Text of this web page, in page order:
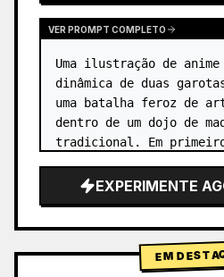
VER PROMPT COMPLETO
Uma ilustração de
dinâmica de duas
uma batalha feroz de
dentro de um dojo de
tradicional. Em
hair" default="cabelo
alto co…
EXPERIMENTE
EM